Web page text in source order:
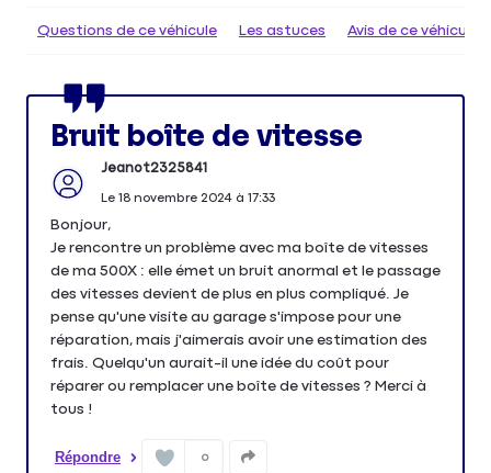
Questions de ce véhicule Les astuces Avis de ce véhicule
Bruit boîte de vitesse
Jeanot2325841
Le 18 novembre 2024à 17:33
Bonjour,
Je rencontre un problème avec ma boîte de vitesses
de ma 500X : elle émet un bruit anormal et le passage
des vitesses devient de plus en plus compliqué. Je
pense qu'une visite au garage s'impose pour une
réparation, mais j'aimerais avoir une estimation des
frais. Quelqu'un aurait-il une idée du coût pour
réparer ou remplacer une boîte de vitesses ? Merci à
tous !
Répondre 0